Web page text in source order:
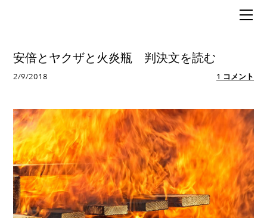
安倍とヤクザと火炎瓶 判決文を読む
2/9/2018 1 コメント
POLITICS